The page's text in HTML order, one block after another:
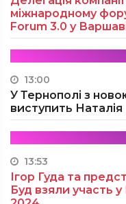
міжнародному
Forum 3.0 у
13:00
У Тернополі з
виступить
13:53
Ігор Гуда та
Буд взяли участь у